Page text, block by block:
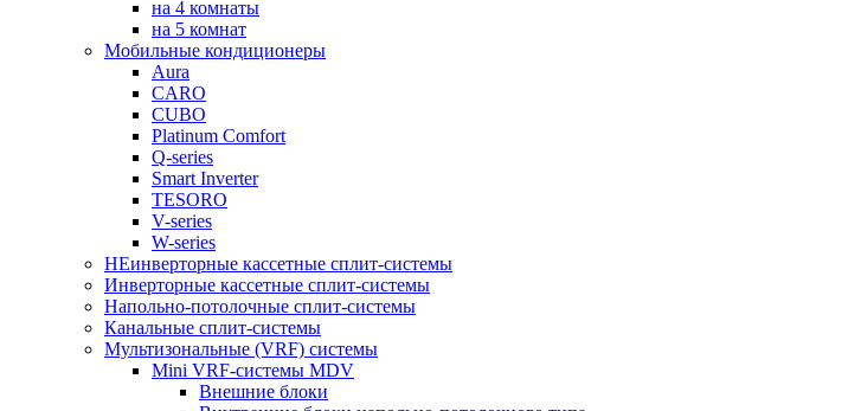
на 4 комнаты
на 5 комнат
Мобильные кондиционеры
Aura
CARO
CUBO
Platinum Comfort
Q-series
Smart Inverter
TESORO
V-series
W-series
НЕинверторные кассетные сплит-системы
Инверторные кассетные сплит-системы
Напольно-потолочные сплит-системы
Канальные сплит-системы
Мультизональные (VRF) системы
Mini VRF-системы MDV
Внешние блоки